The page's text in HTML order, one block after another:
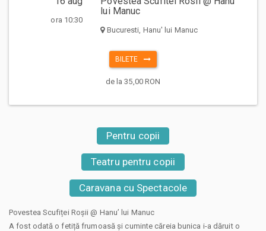
ora 10:30
lui Manuc
Bucuresti, Hanu' lui Manuc
BILETE
de la 35,00 RON
Pentru copii
Teatru pentru copii
Caravana cu Spectacole
Povestea Scufiței Roșii @ Hanu’ lui Manuc
A fost odată o fetiță frumoasă și cuminte căreia bunica i-a dăruit o